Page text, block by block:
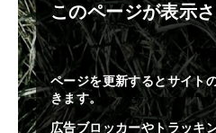
このページが表示
ページを更新するとサイト
きます。
広告ブロッカーやトラッキ